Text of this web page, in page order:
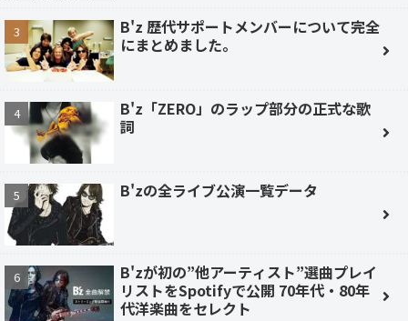
B'z 歴代サポートメンバーについて完全
にまとめました。
B'z「ZERO」のラップ部分の正式な歌
詞
B'zの全ライブ公演一覧データ
B'zが初の”他アーティスト”選曲プレイ
リストをSpotifyで公開 70年代・80年
代洋楽曲をセレクト